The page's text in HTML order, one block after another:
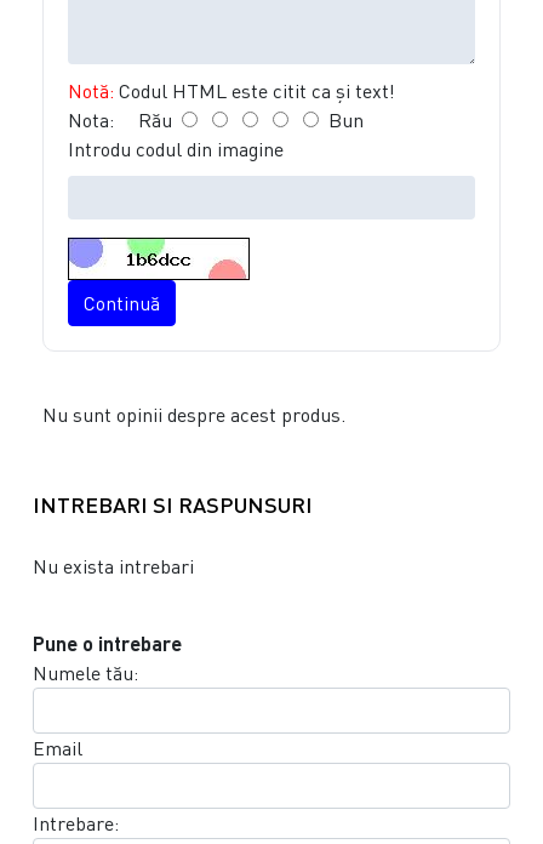
Notă: Codul HTML este citit ca şi text!
Nota: Rău
Bun
Introdu codul din imagine
Continuă
Nu sunt opinii despre acest produs.
INTREBARI SI RASPUNSURI
Nu exista intrebari
Pune o intrebare
Numele tău:
Email
Intrebare: